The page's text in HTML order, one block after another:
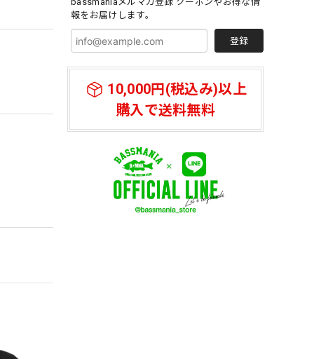
報をお届けします。
登録
10,000円(税込み)以上
購入で送料無料